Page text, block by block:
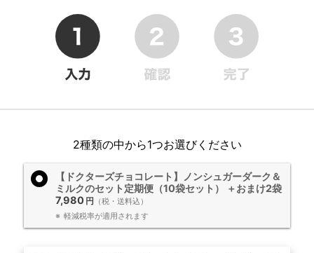
2種類の中から1つお選びください
【ドクターズチョコレート】ノンシュガーダーク＆
ミルクのセット定期便（10袋セット） ＋おまけ2袋
7,980 円
（税・送料込）
軽減税率が適用されます